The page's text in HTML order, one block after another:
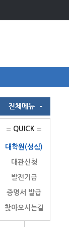
QUICK
대학원(성심)
대관신청
발전기금
증명서 발급
찾아오시는길